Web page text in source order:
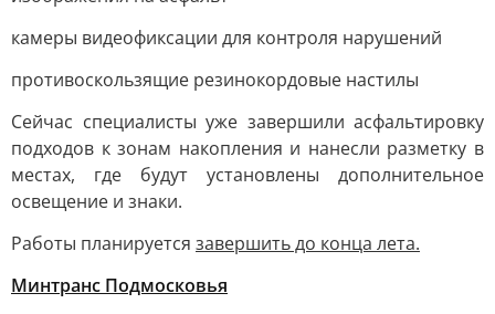
камеры видеофиксации для контроля нарушений
противоскользящие резинокордовые настилы
Сейчас специалисты уже завершили асфальтировку
подходов к зонам накопления и нанесли разметку в
местах, где будут установлены дополнительное
освещение и знаки.
Работы планируется завершить до конца лета.
Минтранс Подмосковья